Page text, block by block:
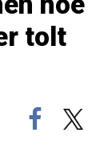
tolt